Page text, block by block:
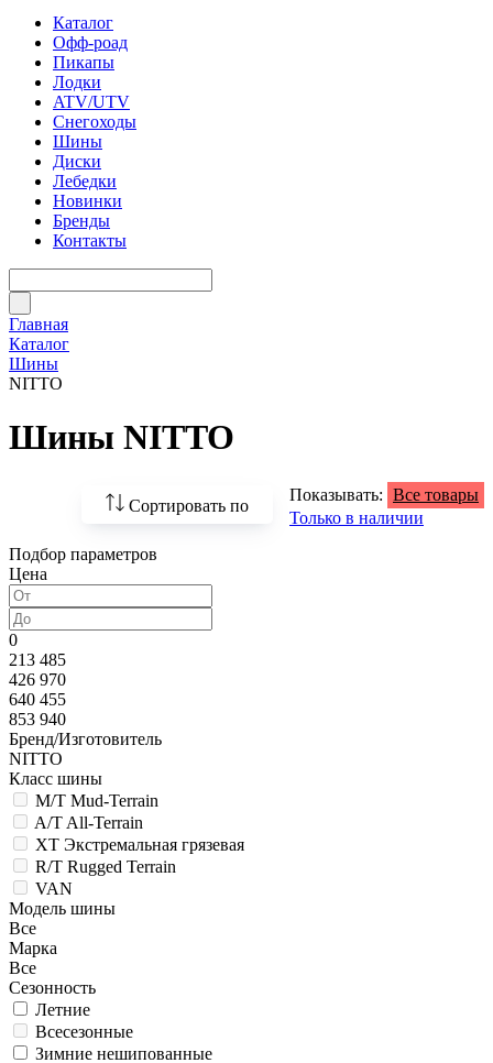
Каталог
Офф-роад
Пикапы
Лодки
ATV/UTV
Снегоходы
Шины
Диски
Лебедки
Новинки
Бренды
Контакты
Главная
Каталог
Шины
NITTO
Шины NITTO
Сортировать по
По возрастанию
По популярности
Показывать: Все товары
Только в наличии
Подбор параметров
Цена
0
213 485
426 970
640 455
853 940
Бренд/Изготовитель
NITTO
Класс шины
M/T Mud-Terrain
A/T All-Terrain
XT Экстремальная грязевая
R/T Rugged Terrain
VAN
Модель шины
Все
Марка
Все
Сезонность
Летние
Всесезонные
Зимние нешипованные